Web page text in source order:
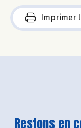
Imprimer
Restons en